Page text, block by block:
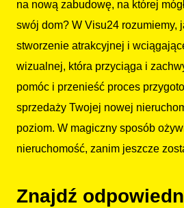
na nową zabudowę, na której
swój dom? W Visu24 rozumiemy,
stworzenie atrakcyjnej i
wizualnej, która przyciąga i
pomóc i przenieść proces
sprzedaży Twojej nowej
poziom. W magiczny sposób
nieruchomość, zanim jeszcze
Znajdź